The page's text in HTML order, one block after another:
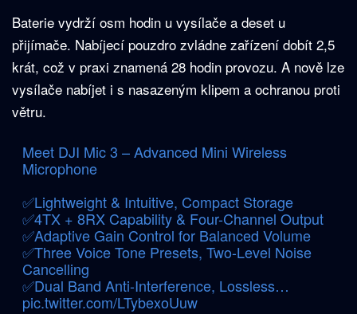
Baterie vydrží osm hodin u vysílače a deset u
přijímače. Nabíjecí pouzdro zvládne zařízení dobít 2,5
krát, což v praxi znamená 28 hodin provozu. A nově lze
vysílače nabíjet i s nasazeným klipem a ochranou proti
větru.
Meet DJI Mic 3 – Advanced Mini Wireless
Microphone
✅Lightweight & Intuitive, Compact Storage
✅4TX + 8RX Capability & Four-Channel Output
✅Adaptive Gain Control for Balanced Volume
✅Three Voice Tone Presets, Two-Level Noise
Cancelling
✅Dual Band Anti-Interference, Lossless…
pic.twitter.com/LTybexoUuw